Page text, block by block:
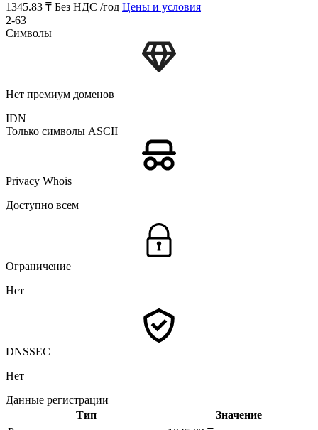
1345.83 ₸ Без НДС /год Цены и условия
2-63
Символы
Нет премиум доменов
IDN
Только символы ASCII
Privacy Whois
Доступно всем
Ограничение
Нет
DNSSEC
Нет
Данные регистрации
Тип
Значение